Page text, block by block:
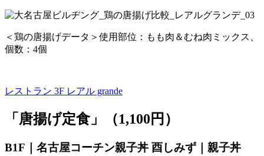
＜鶏の唐揚げデータ＞使用部位：もも肉＆むね肉ミックス、
個数：4個
レストラン 3F レアル grande
「唐揚げ定食」（1,100円）
B1F｜名古屋コーチン親子丼 酉しみず｜親子丼